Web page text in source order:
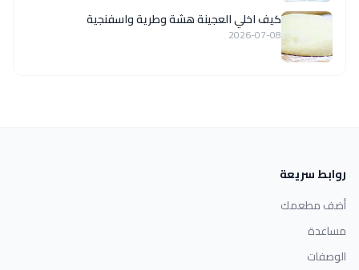
كيف اخلي العجينة هشة وطرية واسفنجية
2026-07-08
روابط سريعة
أضف مطعمك
مساعدة
الوصفات